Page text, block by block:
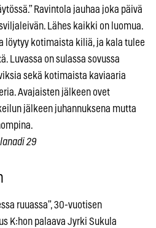
Ravintola jauhaa joka päivä
Lähes kaikki on luomua.
löytyy kotimaista kiliä, ja kala tulee
Luvassa on sulassa sovussa
sekä kotimaista kaviaaria
Avajaisten jälkeen ovet
jälkeen juhannuksena mutta
29
ruuassa”, 30-vuotisen
K:hon palaava Jyrki Sukula